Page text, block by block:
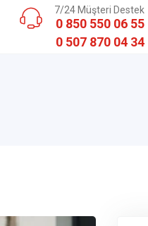
7/24 Müşteri Destek
0 850 550 06 55
0 507 870 04 34